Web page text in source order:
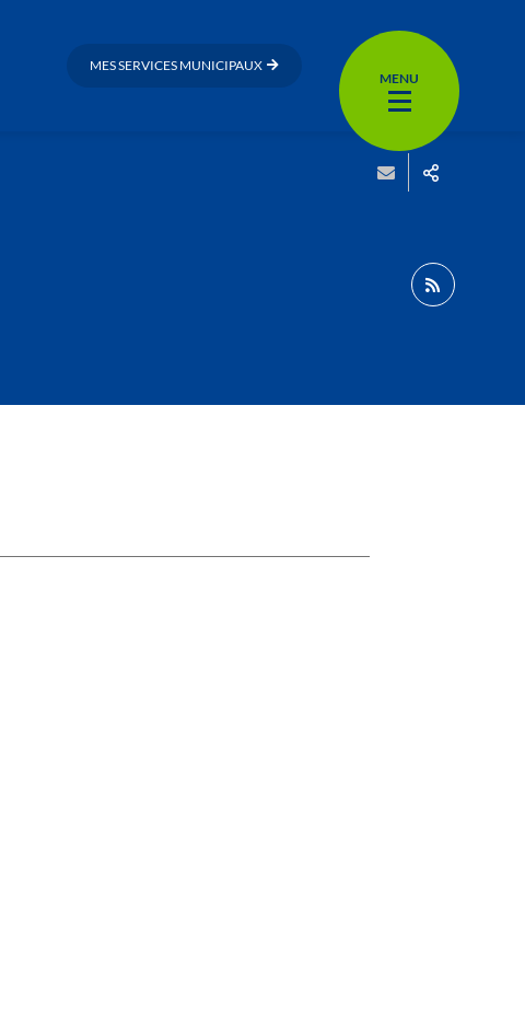
MES SERVICES MUNICIPAUX
MENU